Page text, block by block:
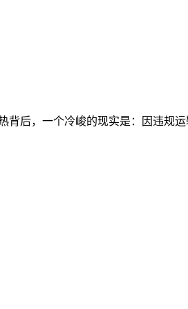
背后，一个冷峻的现实是：因违